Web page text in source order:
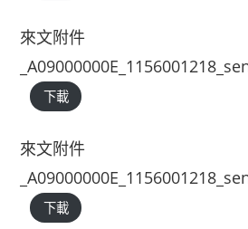
來文附件
下載
來文附件
下載